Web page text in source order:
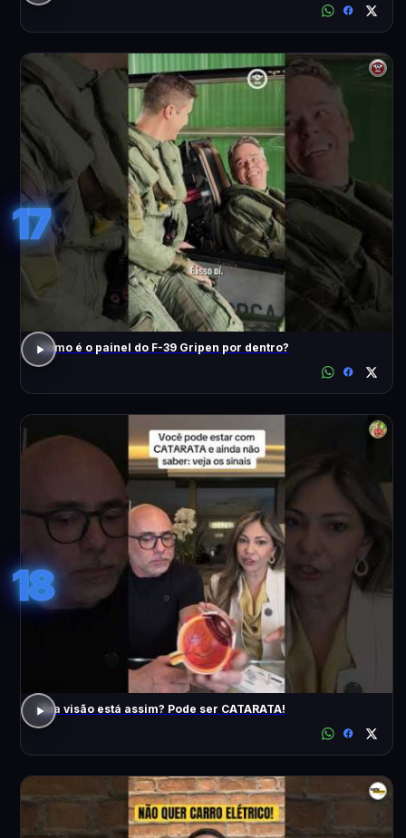
17
Como é o painel do F-39 Gripen por dentro?
18
Sua visão está assim? Pode ser CATARATA!